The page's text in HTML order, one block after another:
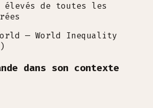
élevés de toutes les
— World Inequality
dans son contexte